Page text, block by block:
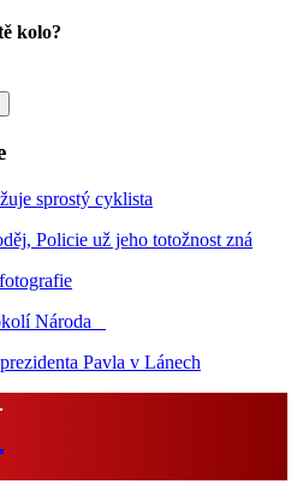
kolo?
sprostý cyklista
Policie už jeho totožnost zná
Národa
Pavla v Lánech